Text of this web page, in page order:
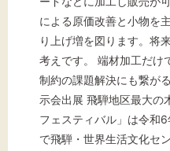
による原価改善と小物を
り上げ増を図ります。将
考えです。 端材加工だけ
制約の課題解決にも繋が
示会出展 飛騨地区最大の
フェスティバル」は令和
で飛騨・世界生活文化セ